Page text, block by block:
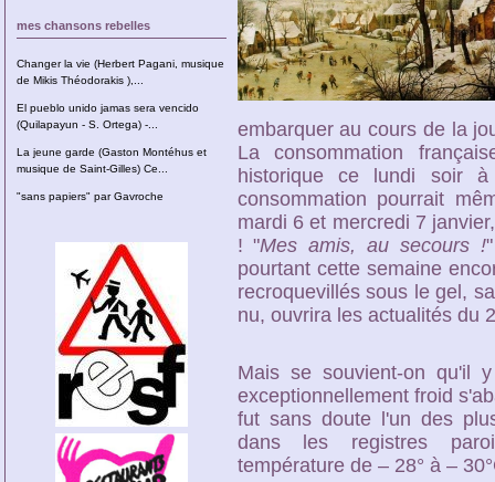
mes chansons rebelles
Changer la vie (Herbert Pagani, musique
de Mikis Théodorakis ),...
El pueblo unido jamas sera vencido
(Quilapayun - S. Ortega) -...
La jeune garde (Gaston Montéhus et
musique de Saint-Gilles) Ce...
"sans papiers" par Gavroche
embarquer au cours de la
La consommation
historique ce lundi soir
consommation pourrait
mardi 6 et mercredi 7
! "Mes amis, au secours !
pourtant cette semaine
recroquevillés sous le gel,
nu, ouvrira les actualités du
Mais se souvient-on qu'il
exceptionnellement froid
fut sans doute l'un des
dans les registres
température de – 28° à –